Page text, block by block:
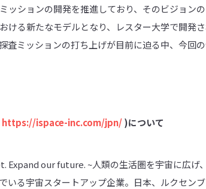
ッションの開発を推進しており、そのビジョン
ける新たなモデルとなり、レスター大学で開発
査ミッションの打ち上げが目前に迫る中、今回
https://ispace-inc.com/jpn/)について
Expand our future. ~人類の生活圏を宇宙に広
いる宇宙スタートアップ企業。日本、ルクセン